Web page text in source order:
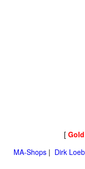
[
MA-Shops | Dirk